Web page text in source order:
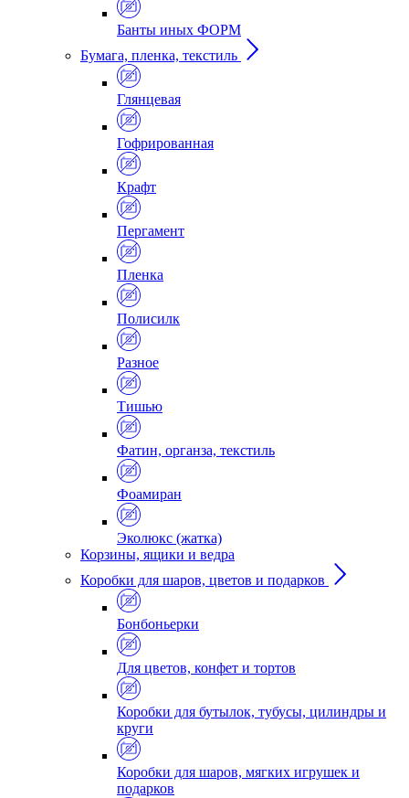
Банты иных ФОРМ
Бумага, пленка, текстиль
Глянцевая
Гофрированная
Крафт
Пергамент
Пленка
Полисилк
Разное
Тишью
Фатин, органза, текстиль
Фоамиран
Эколюкс (жатка)
Корзины, ящики и ведра
Коробки для шаров, цветов и подарков
Бонбоньерки
Для цветов, конфет и тортов
Коробки для бутылок, тубусы, цилиндры и
круги
Коробки для шаров, мягких игрушек и
подарков